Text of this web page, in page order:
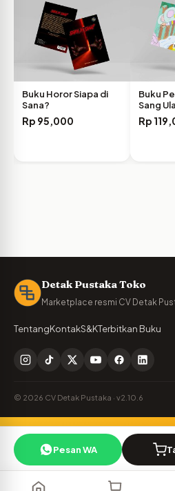
Buku Horor Siapa di
Sana?
Rp 95,000
Buku
Sang
Rp
Pesan WA
Detak Pustaka Toko
Marketplace resmi CV Detak
TentangKontakS&KTerbitkan Buku
© 2026 CV Detak Pustaka · v2.10.6
Penulis Detak Pustaka?
Cek royalti & naskah Anda